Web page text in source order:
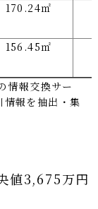
170.24㎡
156.45㎡
情報交換サー
情報を抽出・集
値3,675万円